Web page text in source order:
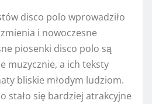
disco polo wprowadziło
i nowoczesne
piosenki disco polo są
muzycznie, a ich teksty
bliskie młodym ludziom.
stało się bardziej atrakcyjne